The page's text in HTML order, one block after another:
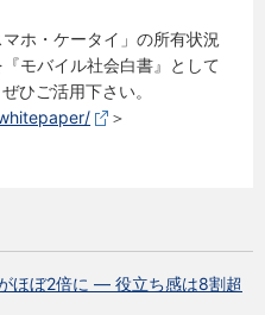
ホ・ケータイ」の所有状況
モバイル社会白書』として
ひご活用下さい。
＞
ほぼ2倍に ― 役立ち感は8割超